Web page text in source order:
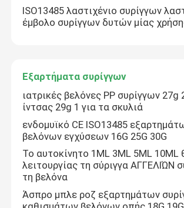
ISO13485 λαστιχένιο συρίγγων
έμβολο συρίγγων δυτών μίας
Εξαρτήματα συρίγγων
ιατρικές βελόνες PP συρίγγων 27g
ίντσας 29g 1 για τα σκυλιά
ενδομυϊκό CE ISO13485
βελόνων εγχύσεων 16G 25G 30G
Το αυτοκίνητο 1ML 3ML 5ML 10ML
λειτουργίας τη σύριγγα ΑΓΓΕΛΙΏΝ
τη βελόνα
Άσπρο μπλε ροζ εξαρτημάτων